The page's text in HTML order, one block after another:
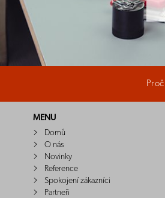
MENU
Domů
O nás
Novinky
Reference
Spokojení zákazníci
Partneři